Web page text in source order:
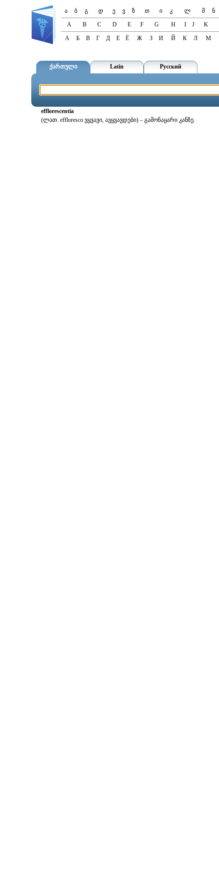
ა ბ გ დ ე ვ ზ თ ი კ ლ მ
ნ
A
B C D E F G H I J
K
А
Б В Г Д Е Ё Ж З И Й К Л М
ქართული Latin Русский
efflorescentia
(ლათ. effloresco ვყვავი, ავყვავდები) – გამონაყარი კანზე.